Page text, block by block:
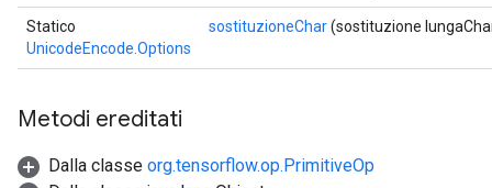
Statico
UnicodeEncode.Options
sostituzioneChar(sostituzione
Metodi ereditati
Dalla classe org.tensorflow.op.PrimitiveOp